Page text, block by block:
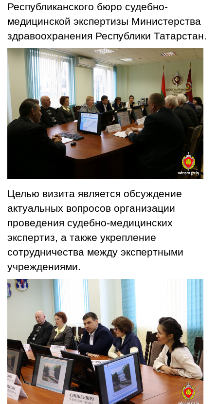
Республиканского бюро судебно-
медицинской экспертизы Министерства
здравоохранения Республики Татарстан.
Целью визита является обсуждение
актуальных вопросов организации
проведения судебно-медицинских
экспертиз, а также укрепление
сотрудничества между экспертными
учреждениями.